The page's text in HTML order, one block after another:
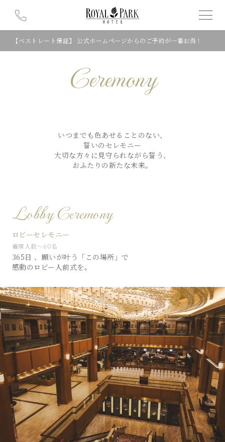
【ベストレート保証】 公式ホームページからのご予約が一番お得！
Ceremony
いつまでも色あせることのない、
誓いのセレモニー
大切な方々に見守られながら誓う、
おふたりの新たな未来。
Lobby Ceremony
ロビーセレモニー
着席人数〜60名
365日 、願いが叶う「この場所」で
感動のロビー人前式を。